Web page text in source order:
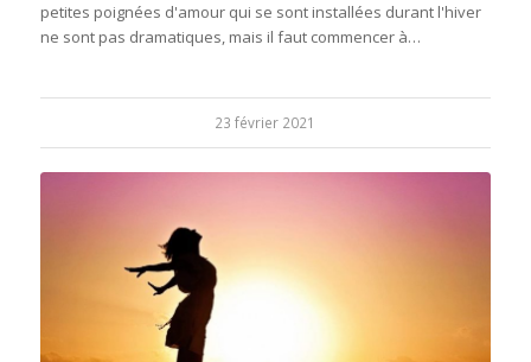
petites poignées d'amour qui se sont installées durant l'hiver
ne sont pas dramatiques, mais il faut commencer à…
23 février 2021